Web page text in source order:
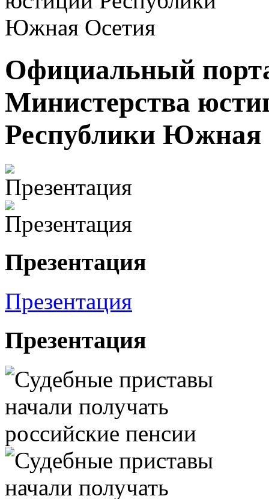
Официальный
Министерства
Республики Южная
Презентация
Презентация
Презентация